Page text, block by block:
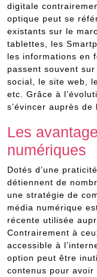
digitale
optique peut se
existants sur le
tablettes, les
les informations en
passent souvent
social, le site web,
etc. Grâce à
s’évincer auprès de
Les
numériques
Dotés d’une
détiennent de
une stratégie de
média numérique
récente utilisée
Contrairement à
accessible à
option peut être
contenus pour